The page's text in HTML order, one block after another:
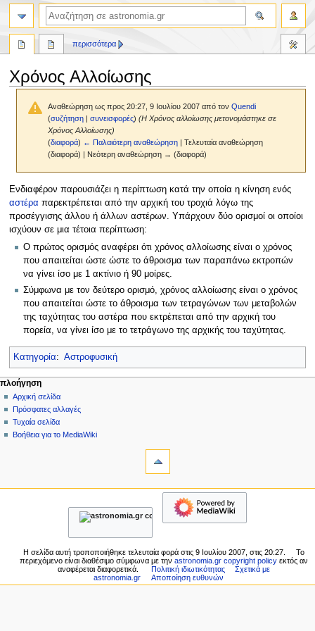
Χρόνος Αλλοίωσης
Αναθεώρηση ως προς 20:27, 9 Ιουλίου 2007 από τονQuendi
(συζήτηση |συνεισφορές) (Η Χρόνος αλλοίωσης μετονομάστηκε σε
Χρόνος Αλλοίωσης)
(διαφορά) ← Παλαιότερη αναθεώρηση | Τελευταία αναθεώρηση
(διαφορά) | Νεότερη αναθεώρηση → (διαφορά)
Πήδηση
στην
πλοήγηση
Πήδηση
στην
αναζήτηση
Ενδιαφέρον παρουσιάζει η περίπτωση κατά την οποία η κίνηση ενός
αστέρα παρεκτρέπεται από την αρχική του τροχιά λόγω της
προσέγγισης άλλου ή άλλων αστέρων. Υπάρχουν δύο ορισμοί οι οποίοι
ισχύουν σε μια τέτοια περίπτωση:
Ο πρώτος ορισμός αναφέρει ότι χρόνος αλλοίωσης είναι ο χρόνος
που απαιτείται ώστε ώστε το άθροισμα των παραπάνω εκτροπών
να γίνει ίσο με 1 ακτίνιο ή 90 μοίρες.
Σύμφωνα με τον δεύτερο ορισμό, χρόνος αλλοίωσης είναι ο χρόνος
που απαιτείται ώστε το άθροισμα των τετραγώνων των μεταβολών
της ταχύτητας του αστέρα που εκτρέπεται από την αρχική του
πορεία, να γίνει ίσο με το τετράγωνο της αρχικής του ταχύτητας.
Κατηγορία: Αστροφυσική
Μ
ε
ν
ο
ο
ς
ενέργειες σελίδας
σελίδα
συζήτηση
ανάγνωση
προβολή
περισσότερα
προσωπικά εργαλεία
δημιουργία
λογαριασμού
σύνδεση
πλοήγηση
Αρχική σελίδα
Πρόσφατες αλλαγές
Τυχαία σελίδα
Βοήθεια για το MediaWiki
αναζήτηση
έκδοση
πλοήγηση
Τυχαία
σελίδα
για
Η σελίδα αυτή τροποποιήθηκε τελευταία φορά στις 9 Ιουλίου 2007, στις 20:27.
Το
περιεχόμενο είναι διαθέσιμο σύμφωνα με τηνastronomia.gr copyright policy εκτός αν
αναφέρεται διαφορετικά.
Πολιτική ιδιωτικότητας
Σχετικά με
astronomia.gr
Αποποίηση ευθυνών